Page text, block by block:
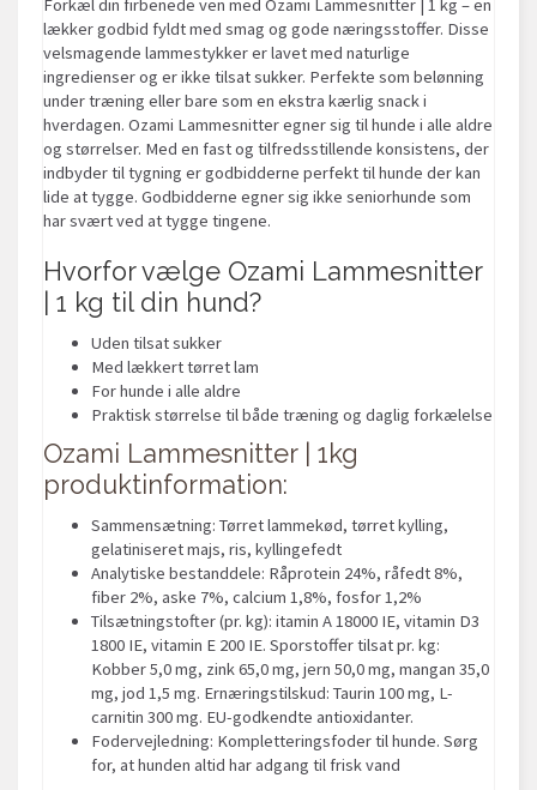
Forkæl din firbenede ven med Ozami Lammesnitter | 1 kg – en
lækker godbid fyldt med smag og gode næringsstoffer. Disse
velsmagende lammestykker er lavet med naturlige
ingredienser og er ikke tilsat sukker. Perfekte som belønning
under træning eller bare som en ekstra kærlig snack i
hverdagen. Ozami Lammesnitter egner sig til hunde i alle aldre
og størrelser. Med en fast og tilfredsstillende konsistens, der
indbyder til tygning er godbidderne perfekt til hunde der kan
lide at tygge. Godbidderne egner sig ikke seniorhunde som
har svært ved at tygge tingene.
Hvorfor vælge Ozami Lammesnitter
| 1 kg til din hund?
Uden tilsat sukker
Med lækkert tørret lam
For hunde i alle aldre
Praktisk størrelse til både træning og daglig forkælelse
Ozami Lammesnitter | 1kg
produktinformation:
Sammensætning: Tørret lammekød, tørret kylling,
gelatiniseret majs, ris, kyllingefedt
Analytiske bestanddele: Råprotein 24%, råfedt 8%,
fiber 2%, aske 7%, calcium 1,8%, fosfor 1,2%
Tilsætningstofter (pr. kg): itamin A 18000 IE, vitamin D3
1800 IE, vitamin E 200 IE. Sporstoffer tilsat pr. kg:
Kobber 5,0 mg, zink 65,0 mg, jern 50,0 mg, mangan 35,0
mg, jod 1,5 mg. Ernæringstilskud: Taurin 100 mg, L-
carnitin 300 mg. EU-godkendte antioxidanter.
Fodervejledning: Kompletteringsfoder til hunde. Sørg
for, at hunden altid har adgang til frisk vand